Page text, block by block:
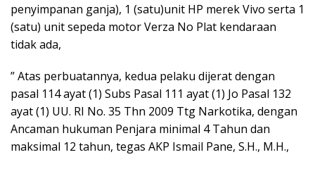
penyimpanan ganja), ⁠1 (satu)unit HP merek Vivo serta 1
(satu) unit sepeda motor Verza No Plat kendaraan
tidak ada,
” Atas perbuatannya, kedua pelaku dijerat dengan
pasal 114 ayat (1) Subs Pasal 111 ayat (1) Jo Pasal 132
ayat (1) UU. RI No. 35 Thn 2009 Ttg Narkotika, dengan
Ancaman hukuman Penjara minimal 4 Tahun dan
maksimal 12 tahun, tegas AKP Ismail Pane, S.H., M.H.,